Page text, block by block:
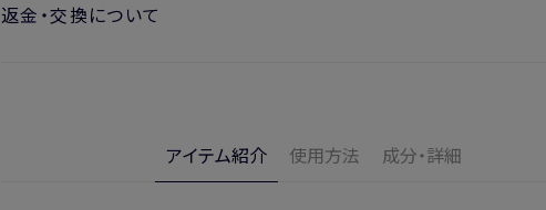
注文後、お届けまでにかかる日数の目安
返金・交換について
からご確認ください。
アイテム紹介 使用方法 成分・詳細